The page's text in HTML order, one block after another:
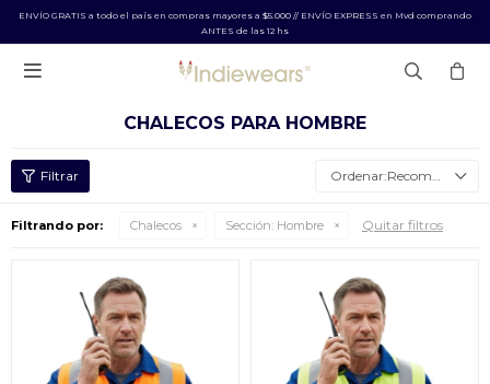
ENVÍO GRATIS a todo el país en compras mayores a $5.000 // ENVÍO EXPRESS en Mvd comprando
ANTES de las 12 hs

CHALECOS PARA HOMBRE
Recomendados
Filtrando por: Chalecos Sección: Hombre Quitar filtros